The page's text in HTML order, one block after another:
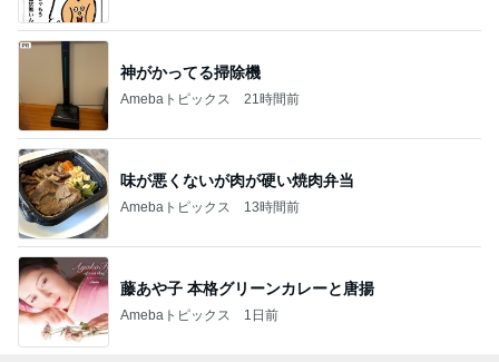
神がかってる掃除機
Amebaトピックス 21時間前
味が悪くないが肉が硬い焼肉弁当
Amebaトピックス 13時間前
藤あや子 本格グリーンカレーと唐揚
Amebaトピックス 1日前